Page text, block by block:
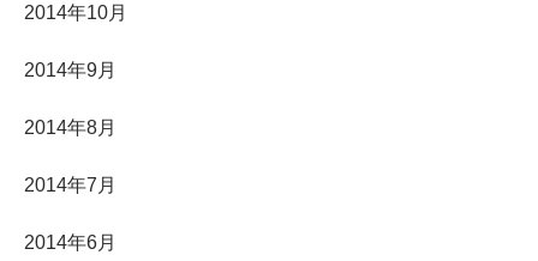
2014年10月
2014年9月
2014年8月
2014年7月
2014年6月